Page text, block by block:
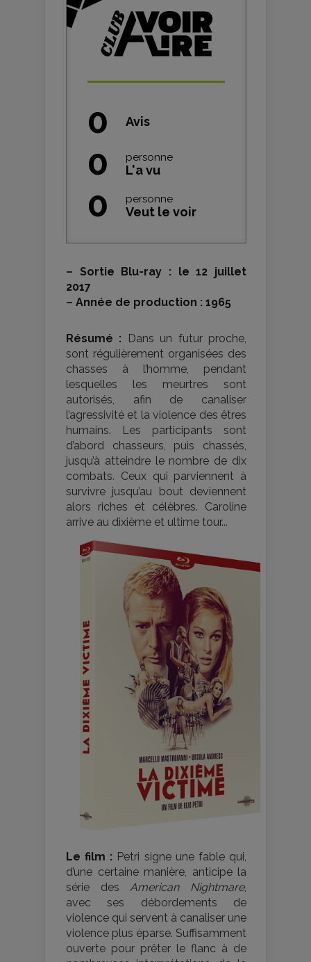
0 Avis
0 personne
L'a vu
0 personne
Veut le voir
– Sortie Blu-ray : le 12 juillet
2017
– Année de production : 1965
Résumé : Dans un futur proche,
sont régulièrement organisées des
chasses à l’homme, pendant
lesquelles les meurtres sont
autorisés, afin de canaliser
l’agressivité et la violence des êtres
humains. Les participants sont
d’abord chasseurs, puis chassés,
jusqu’à atteindre le nombre de dix
combats. Ceux qui parviennent à
survivre jusqu’au bout deviennent
alors riches et célèbres. Caroline
arrive au dixième et ultime tour...
Le film : Petri signe une fable qui,
d’une certaine manière, anticipe la
série desAmerican Nightmare,
avec ses débordements de
violence qui servent à canaliser une
violence plus éparse. Suffisamment
ouverte pour prêter le flanc à de